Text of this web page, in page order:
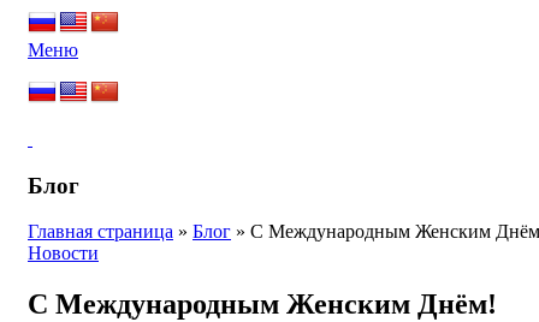
Меню
Блог
Главная страница » Блог » С Международным Женским
Новости
С Международным Женским Днём!